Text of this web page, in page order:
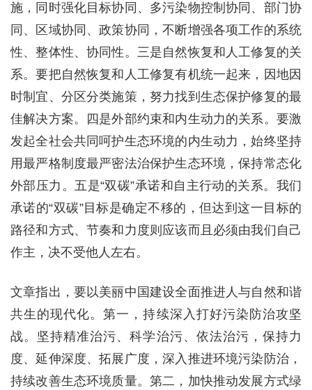
施，同时强化目标协同、多污染物控制协同、部门协
同、区域协同、政策协同，不断增强各项工作的系统
性、整体性、协同性。三是自然恢复和人工修复的关
系。要把自然恢复和人工修复有机统一起来，因地因
时制宜、分区分类施策，努力找到生态保护修复的最
佳解决方案。四是外部约束和内生动力的关系。要激
发起全社会共同呵护生态环境的内生动力，始终坚持
用最严格制度最严密法治保护生态环境，保持常态化
外部压力。五是“双碳”承诺和自主行动的关系。我们
承诺的“双碳”目标是确定不移的，但达到这一目标的
路径和方式、节奏和力度则应该而且必须由我们自己
作主，决不受他人左右。
文章指出，要以美丽中国建设全面推进人与自然和谐
共生的现代化。第一，持续深入打好污染防治攻坚
战。坚持精准治污、科学治污、依法治污，保持力
度、延伸深度、拓展广度，深入推进环境污染防治，
持续改善生态环境质量。第二，加快推动发展方式绿